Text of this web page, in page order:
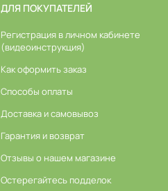
ДЛЯ ПОКУПАТЕЛЕЙ
Регистрация в личном кабинете
(видеоинструкция)
Как оформить заказ
Способы оплаты
Доставка и самовывоз
Гарантия и возврат
Отзывы о нашем магазине
Остерегайтесь подделок